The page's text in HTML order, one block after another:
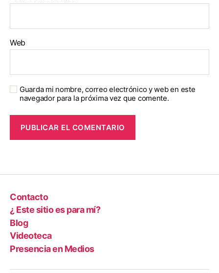
Web
Guarda mi nombre, correo electrónico y web en este
navegador para la próxima vez que comente.
Contacto
¿ Este sitio es para mí?
Blog
Videoteca
Presencia en Medios